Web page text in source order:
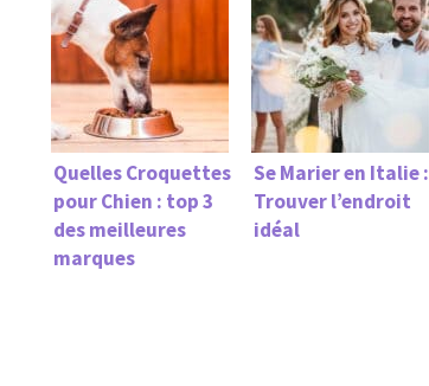
Quelles Croquettes
pour Chien : top 3
des meilleures
marques
Se Marier en Italie :
Trouver l’endroit
idéal